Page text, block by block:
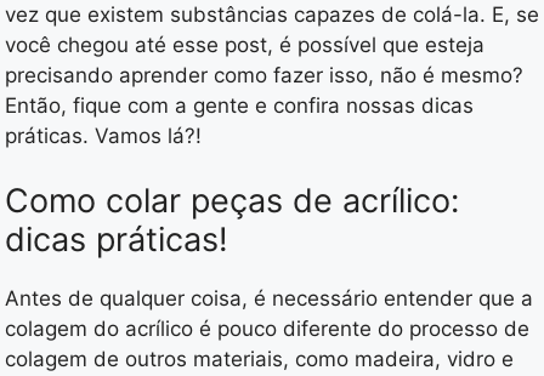
vez que existem substâncias capazes de colá-la. E, se
você chegou até esse post, é possível que esteja
precisando aprender como fazer isso, não é mesmo?
Então, fique com a gente e confira nossas dicas
práticas. Vamos lá?!
Como colar peças de acrílico:
dicas práticas!
Antes de qualquer coisa, é necessário entender que a
colagem do acrílico é pouco diferente do processo de
colagem de outros materiais, como madeira, vidro e